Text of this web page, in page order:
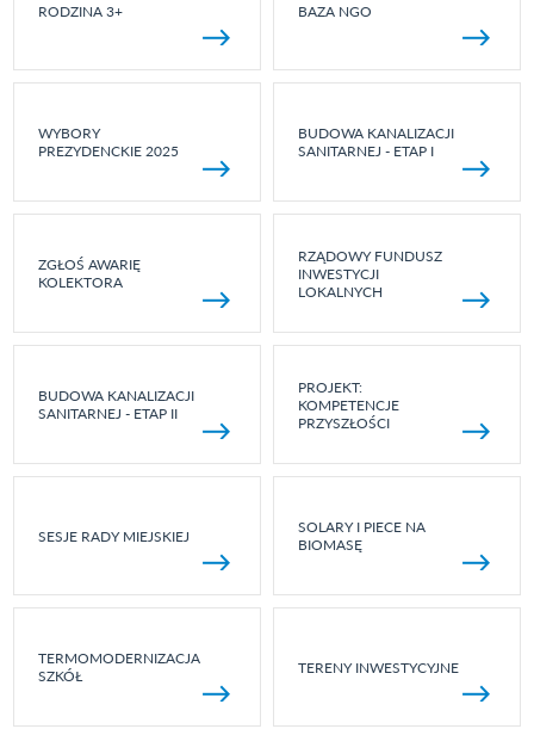
RODZINA 3+ BAZA NGO
WYBORY
PREZYDENCKIE 2025
BUDOWA KANALIZACJI
SANITARNEJ - ETAP I
ZGŁOŚ AWARIĘ
KOLEKTORA
RZĄDOWY FUNDUSZ
INWESTYCJI
LOKALNYCH
BUDOWA KANALIZACJI
SANITARNEJ - ETAP II
PROJEKT:
KOMPETENCJE
PRZYSZŁOŚCI
SESJE RADY MIEJSKIEJ
SOLARY I PIECE NA
BIOMASĘ
TERMOMODERNIZACJA
SZKÓŁ
TERENY INWESTYCYJNE